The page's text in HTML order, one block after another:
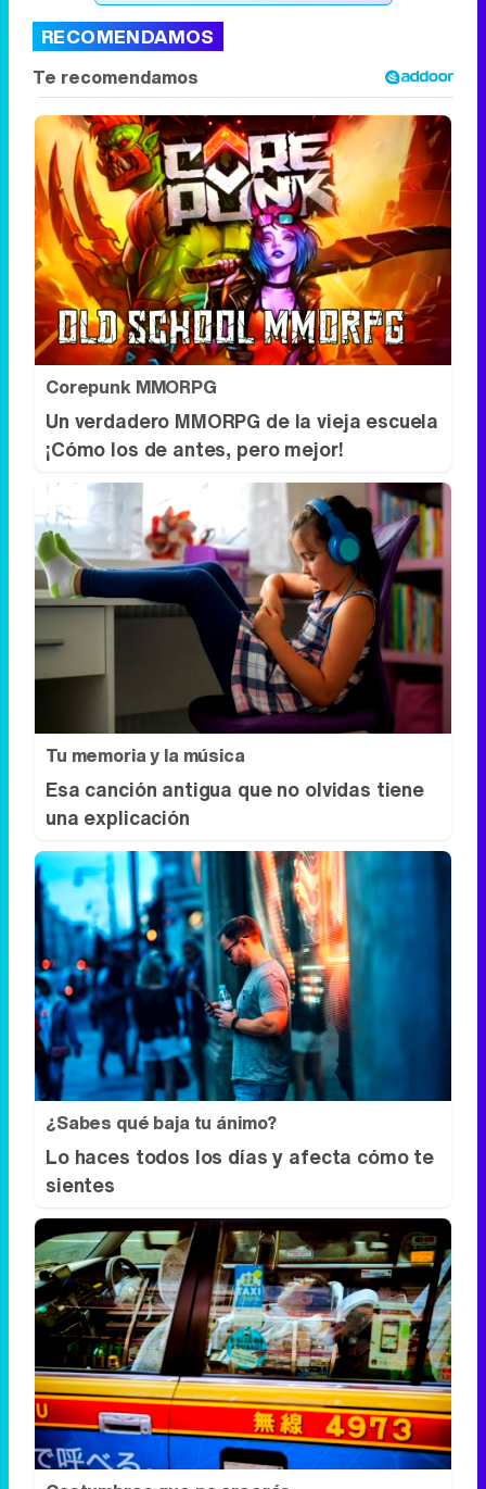
modo de audición, donde 5 cantantes actúan en
el primero y 5 en el segundo.
es una semifinal con los 8 clasificados
y en la
cuarta y última gala se decide quién es el
ganador, que recibirá un premio de 15.000
euros.
Ver todos los comentarios (10)
RECOMENDAMOS
Corepunk MMORPG
Un verdadero MMORPG de la vieja escuela
¡Cómo los de antes, pero mejor!
Tu memoria y la música
Esa canción antigua que no olvidas tiene
una explicación
¿Sabes qué baja tu ánimo?
Lo haces todos los días y afecta cómo te
sientes